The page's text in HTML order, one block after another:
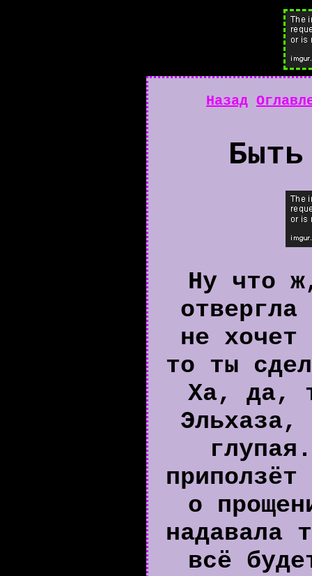
Назад
Ну что
не хочет
то ты
Ха, да,
Эльхаза,
о
надавала
всё